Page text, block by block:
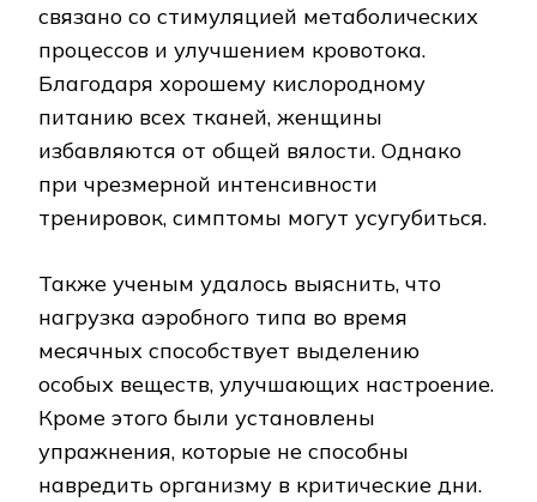
связано со стимуляцией метаболических
процессов и улучшением кровотока.
Благодаря хорошему кислородному
питанию всех тканей, женщины
избавляются от общей вялости. Однако
при чрезмерной интенсивности
тренировок, симптомы могут усугубиться.
Также ученым удалось выяснить, что
нагрузка аэробного типа во время
месячных способствует выделению
особых веществ, улучшающих настроение.
Кроме этого были установлены
упражнения, которые не способны
навредить организму в критические дни.